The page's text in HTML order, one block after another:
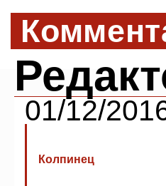
01/12/
Колпинец